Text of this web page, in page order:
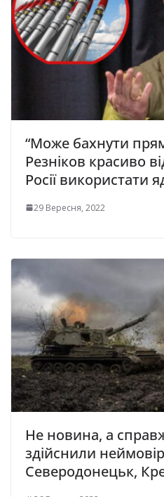
“Може бахнути
Резніков красиво
Росії використати
29 Вересня, 2022
Не новина, а
здійснили
Северодонецьк,